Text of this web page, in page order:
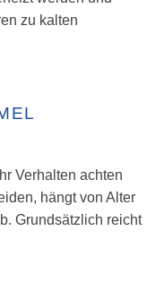
zu kalten
Verhalten achten
hängt von Alter
Grundsätzlich reicht